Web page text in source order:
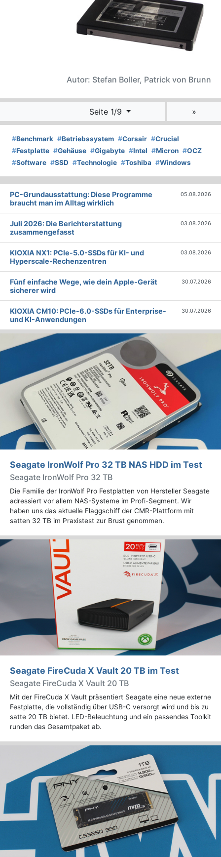
Autor: Stefan Boller, Patrick von Brunn
Seite 1/9 »
#Benchmark #Betriebssystem #Corsair #Crucial
#Festplatte #Gehäuse #Gigabyte #Intel #Micron #OCZ
#Software #SSD #Technologie #Toshiba #Windows
PC-Grundausstattung: Diese Programme
braucht man im Alltag wirklich
05.08.2026
Juli 2026: Die Bericht­erstattung
zusammengefasst
03.08.2026
KIOXIA NX1: PCIe-5.0-SSDs für KI- und
Hyperscale-Rechenzentren
03.08.2026
Fünf einfache Wege, wie dein Apple-Gerät
sicherer wird
30.07.2026
KIOXIA CM10: PCIe-6.0-SSDs für Enterprise-
und KI-Anwendungen
30.07.2026
Seagate IronWolf Pro 32 TB NAS HDD im Test
Seagate IronWolf Pro 32 TB
Die Familie der IronWolf Pro Festplatten von Hersteller Seagate
adressiert vor allem NAS-Systeme im Profi-Segment. Wir
haben uns das aktuelle Flaggschiff der CMR-Plattform mit
satten 32 TB im Praxistest zur Brust genommen.
Seagate FireCuda X Vault 20 TB im Test
Seagate FireCuda X Vault 20 TB
Mit der FireCuda X Vault präsentiert Seagate eine neue externe
Festplatte, die vollständig über USB-C versorgt wird und bis zu
satte 20 TB bietet. LED-Beleuchtung und ein passendes Toolkit
runden das Gesamtpaket ab.